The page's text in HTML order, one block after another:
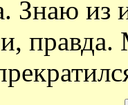
Знаю из
правда.